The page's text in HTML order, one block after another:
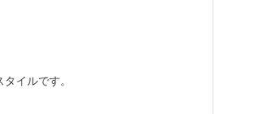
イルです。